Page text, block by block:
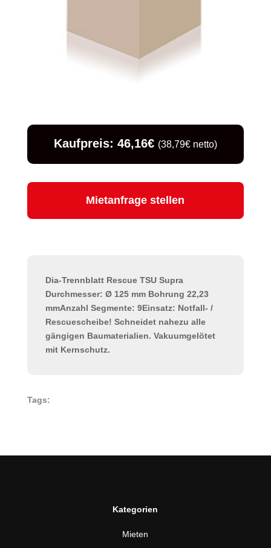
Kaufpreis: 46,16€ (38,79€ netto)
Mietanfrage stellen
Dia-Trennblatt Rescue TSU Supra
Durchmesser: Ø 125 mm Bohrung 22,23
mmAnzahl Segmente: 9Einsatz: Notfall- /
Rescuescheibe! Schneidet nahezu alle
gängigen Baumaterialien. Vakuumgelötet
mit Kernschutz.
Tags:
Kategorien
Mieten